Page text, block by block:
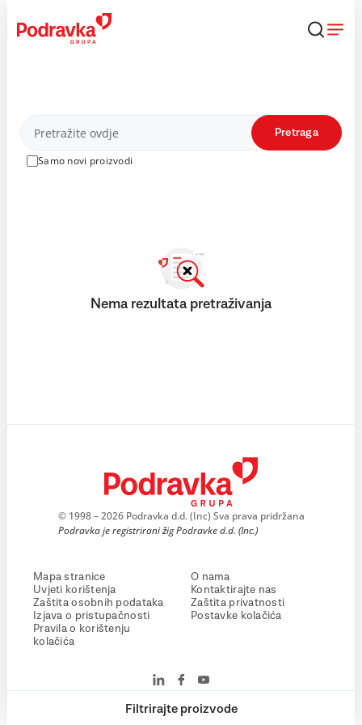
content
Proizvodi
Samo novi proizvodi
Pretraga
Filtrirajte proizvode
Nema rezultata pretraživanja
© 1998 – 2026 Podravka d.d. (Inc) Sva prava pridržana
Podravka je registrirani žig Podravke d.d. (Inc.)
Mapa stranice
Uvjeti korištenja
Zaštita osobnih podataka
Izjava o pristupačnosti
Pravila o korištenju
kolačića
O nama
Kontaktirajte nas
Zaštita privatnosti
Postavke kolačića